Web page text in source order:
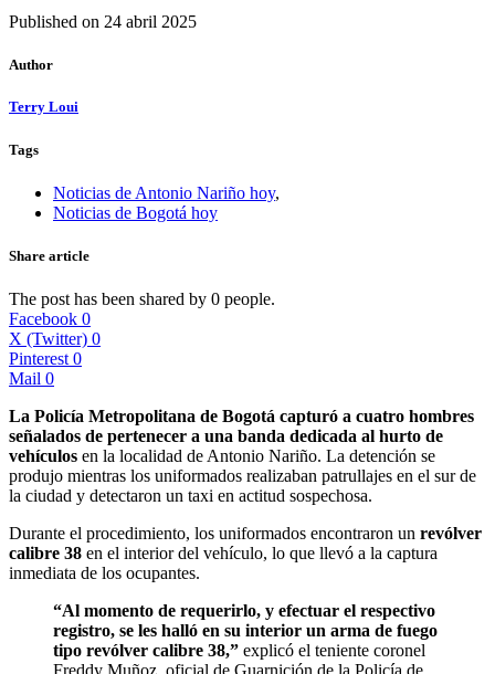
Published on 24 abril 2025
Author
Terry Loui
Tags
Noticias de Antonio Nariño hoy,
Noticias de Bogotá hoy
Share article
The post has been shared by 0 people.
Facebook 0
X (Twitter) 0
Pinterest 0
Mail 0
La Policía Metropolitana de Bogotá capturó a cuatro hombres
señalados de pertenecer a una banda dedicada al hurto de
vehículos en la localidad de Antonio Nariño. La detención se
produjo mientras los uniformados realizaban patrullajes en el sur de
la ciudad y detectaron un taxi en actitud sospechosa.
Durante el procedimiento, los uniformados encontraron un revólver
calibre 38 en el interior del vehículo, lo que llevó a la captura
inmediata de los ocupantes.
“Al momento de requerirlo, y efectuar el respectivo
registro, se les halló en su interior un arma de fuego
tipo revólver calibre 38,” explicó el teniente coronel